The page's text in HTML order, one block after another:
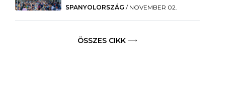
SPANYOLORSZÁG / NOVEMBER 02.
ÖSSZES CIKK